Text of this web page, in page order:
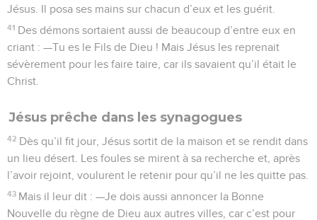
Jésus. Il posa ses mains sur chacun d’eux et les guérit.
41 Des démons sortaient aussi de beaucoup d’entre eux en
criant : —Tu es le Fils de Dieu ! Mais Jésus les reprenait
sévèrement pour les faire taire, car ils savaient qu’il était le
Christ.
Jésus prêche dans les synagogues
42 Dès qu’il fit jour, Jésus sortit de la maison et se rendit dans
un lieu désert. Les foules se mirent à sa recherche et, après
l’avoir rejoint, voulurent le retenir pour qu’il ne les quitte pas.
43 Mais il leur dit : —Je dois aussi annoncer la Bonne
Nouvelle du règne de Dieu aux autres villes, car c’est pour